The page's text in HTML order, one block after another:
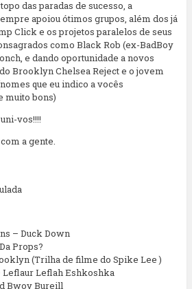
das paradas de sucesso, a
apoiou ótimos grupos, além dos já
Click e os projetos paralelos de seus
como Black Rob (ex-BadBoy
e dando oportunidade a novos
Brooklyn Chelsea Reject e o jovem
que eu indico a vocês
muito bons)
vos!!!!
a gente.
– Duck Down
Props?
(Trilha de filme do Spike Lee )
Leflaur Leflah Eshkoshka
Bwoy Bureill